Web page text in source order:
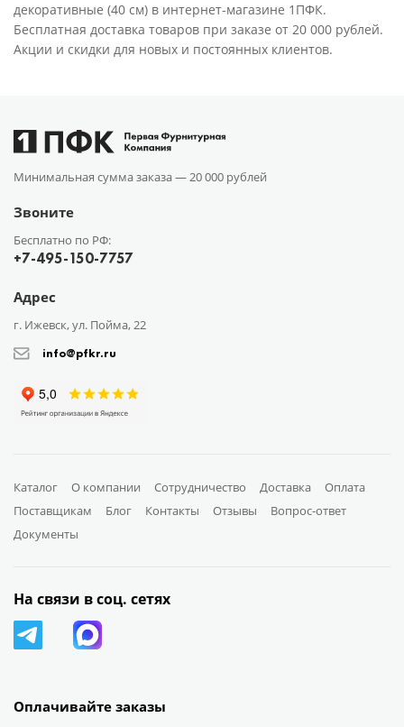
декоративные (40 см) в интернет-магазине 1ПФК.
Бесплатная доставка товаров при заказе от 20 000 рублей.
Акции и скидки для новых и постоянных клиентов.
Минимальная сумма заказа —20 000 рублей
Звоните
Бесплатно по РФ:
+7-495-150-7757
Адрес
г. Ижевск, ул. Пойма, 22
info@pfkr.ru
Каталог О компании Сотрудничество Доставка
Оплата
Поставщикам
Блог Контакты Отзывы
Вопрос-ответ
Документы
Оплачивайте заказы
На связи в соц. сетях